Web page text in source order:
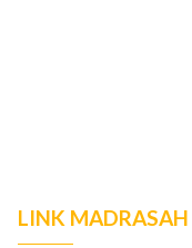
LINK MADRASAH